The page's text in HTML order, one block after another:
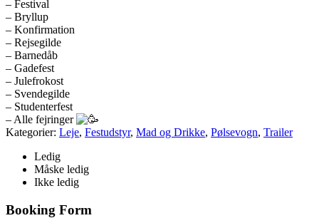
– Festival
– Bryllup
– Konfirmation
– Rejsegilde
– Barnedåb
– Gadefest
– Julefrokost
– Svendegilde
– Studenterfest
– Alle fejringer
Kategorier: Leje, Festudstyr, Mad og Drikke, Pølsevogn, Trailer
Ledig
Måske ledig
Ikke ledig
Booking Form